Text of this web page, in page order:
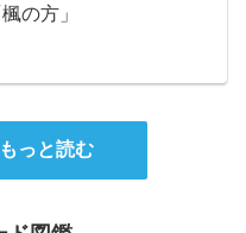
の方」
っと読む